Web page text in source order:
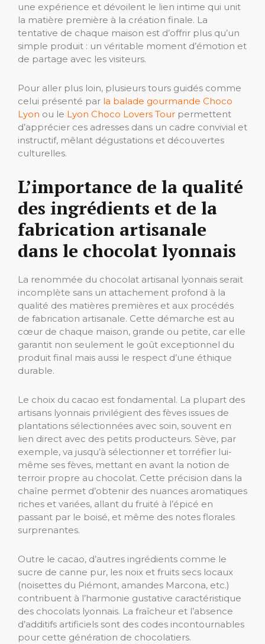
une expérience et dévoilent le lien intime qui unit
la matière première à la création finale. La
tentative de chaque maison est d’offrir plus qu’un
simple produit : un véritable moment d’émotion et
de partage avec les visiteurs.
Pour aller plus loin, plusieurs tours guidés comme
celui présenté par la balade gourmande Choco
Lyon ou le Lyon Choco Lovers Tour permettent
d’apprécier ces adresses dans un cadre convivial et
instructif, mêlant dégustations et découvertes
culturelles.
L’importance de la qualité
des ingrédients et de la
fabrication artisanale
dans le chocolat lyonnais
La renommée du chocolat artisanal lyonnais serait
incomplète sans un attachement profond à la
qualité des matières premières et aux procédés
de fabrication artisanale. Cette démarche est au
cœur de chaque maison, grande ou petite, car elle
garantit non seulement le goût exceptionnel du
produit final mais aussi le respect d’une éthique
durable.
Le choix du cacao est fondamental. La plupart des
artisans lyonnais privilégient des fèves issues de
plantations sélectionnées avec soin, souvent en
lien direct avec des petits producteurs. Sève, par
exemple, va jusqu’à sélectionner et torréfier lui-
même ses fèves, mettant en avant la notion de
terroir propre au chocolat. Cette précision dans la
chaîne permet d’obtenir des nuances aromatiques
riches et variées, allant du fruité à l’épicé en
passant par le boisé, et même des notes florales
surprenantes.
Outre le cacao, d’autres ingrédients comme le
sucre de canne pur, les noix et fruits secs locaux
(noisettes du Piémont, amandes Marcona, etc.)
contribuent à l’harmonie gustative caractéristique
des chocolats lyonnais. La fraîcheur et l’absence
d’additifs artificiels sont des codes incontournables
pour cette génération de chocolatiers.